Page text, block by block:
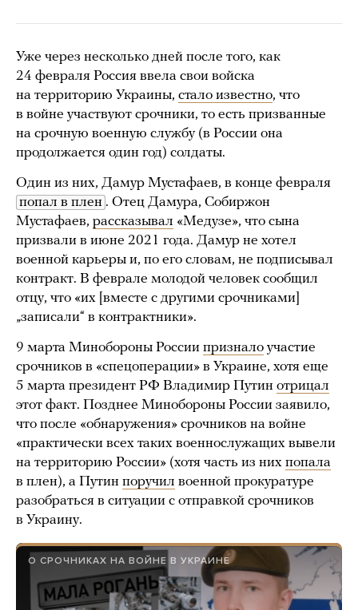
Уже через несколько дней после того, как
24 февраля Россия ввела свои войска
на территорию Украины, стало известно, что
в войне участвуют срочники, то есть призванные
на срочную военную службу (в России она
продолжается один год) солдаты.
Один из них, Дамур Мустафаев, в конце февраля
попал в плен . Отец Дамура, Собиржон
Мустафаев, рассказывал «Медузе», что сына
призвали в июне 2021 года. Дамур не хотел
военной карьеры и, по его словам, не подписывал
контракт. В феврале молодой человек сообщил
отцу, что «их [вместе с другими срочниками]
„записали“ в контрактники».
9 марта Минобороны России признало участие
срочников в «спецоперации» в Украине, хотя еще
5 марта президент РФ Владимир Путин отрицал
этот факт. Позднее Минобороны России заявило,
что после «обнаружения» срочников на войне
«практически всех таких военнослужащих вывели
на территорию России» (хотя часть из них попала
в плен), а Путин поручил военной прокуратуре
разобраться в ситуации с отправкой срочников
в Украину.
О СРОЧНИКАХ НА ВОЙНЕ В УКРАИНЕ